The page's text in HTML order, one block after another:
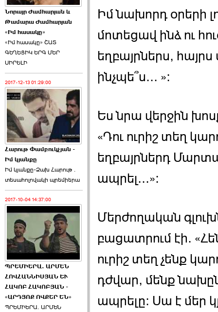
Որպես ընդդիմադիր
ընտրող՝ ›››
Նորայր Ժամհարյան և
Թամարա Ժամհարյան
«Իմ հասակը»
«Իմ հասակը» ՇԱՏ
ԳԵՂԵՑԻԿ ԵՐԳ ՄԵՐ
ՍԻՐԵԼԻ
2017-12-13 01:29:00
Հարութ Փամբուկչյան -
Իմ կյանքը
Իմ կյանքը-Ձախ Հարnւթ․
տեuաhnլnվակի պրեմիերա
2017-10-04 14:37:00
ՊՐԵՄԻԵՐԱ. ԱՐՄԵՆ
ՀՈՎՀԱՆՆԻՍՅԱՆ ԵՒ
ՀԱԿՈԲ ՀԱԿՈԲՅԱՆ -
«ԱՐԴՅՈՔ ՈՎՔԵՐ ԵՆ»
ՊՐԵՄԻԵՐԱ. ԱՐՄԵՆ
Իմ նախորդ օրերի
մոտեցավ ինձ ու
եղբայրներս,
ինչպե՞ս... »։
Ես նրա վերջին
«Դու ուրիշ տեղ
եղբայրներդ
ապրել...»։
Մերժողական
բացատրում էի.
ուրիշ տեղ չենք
դժվար, մենք
ապրելը։ Սա է մեր